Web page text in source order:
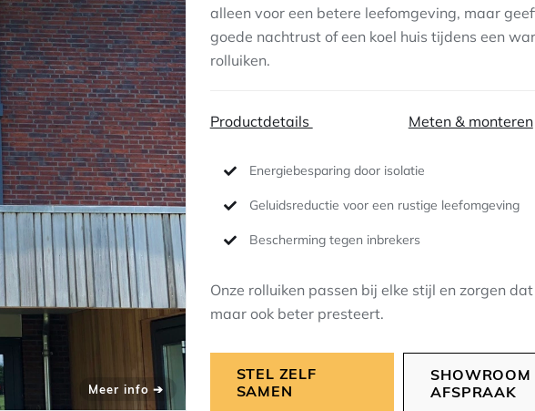
alleen voor een betere leefomgeving, maar
goede nachtrust of een koel huis tijdens een
rolluiken.
Productdetails Meten & monteren
Energiebesparing door isolatie
Geluidsreductie voor een rustige leefomgeving
Bescherming tegen inbrekers
Onze rolluiken passen bij elke stijl en zorgen
maar ook beter presteert.
STEL ZELF
SAMEN
SHOWROOM
AFSPRAAK